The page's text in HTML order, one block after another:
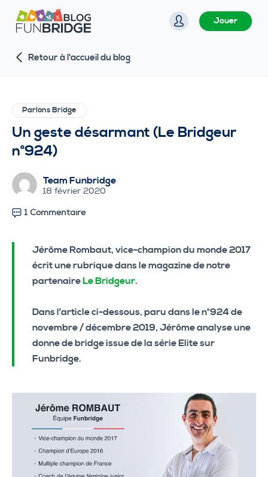
P
a
s
a
c
o
t
n
Jouer
Retour à l'accueil du blog
Parlons Bridge
Un geste désarmant (Le Bridgeur
n°924)
Team Funbridge
18 février 2020
1 Commentaire
Jérôme Rombaut, vice-champion du monde 2017
écrit une rubrique dans le magazine de notre
partenaireLe Bridgeur.
Dans l’article ci-dessous, paru dans le n°924 de
novembre / décembre 2019, Jérôme analyse une
donne de bridge issue de la série Elite sur
Funbridge.